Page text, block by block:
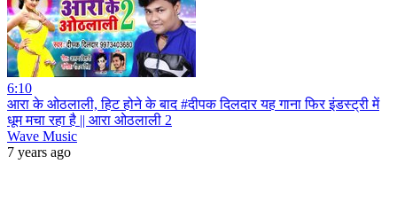
6:10
आरा के ओठलाली, हिट होने के बाद #दीपक दिलदार यह गाना फिर इंडस्ट्री में
धूम मचा रहा है || आरा ओठलाली 2
Wave Music
7 years ago